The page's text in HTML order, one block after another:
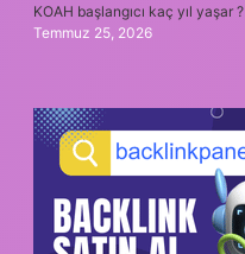
KOAH başlangıcı kaç yıl yaşar ?
Temmuz 25, 2026